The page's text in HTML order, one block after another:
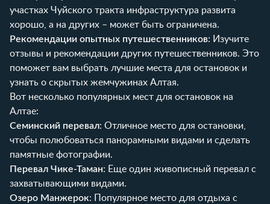
участках Чуйского тракта инфраструктура развита
хорошо, а на других – может быть ограничена.
Рекомендации опытных путешественников: Изучите
отзывы и рекомендации других путешественников. Это
поможет вам выбрать лучшие места для остановок и
узнать о скрытых жемчужинах Алтая.
Вот несколько популярных мест для остановок на
Алтае:
Семинский перевал: Отличное место для остановки,
чтобы полюбоваться панорамными видами и сделать
памятные фотографии.
Перевал Чике-Таман: Еще один живописный перевал с
захватывающими видами.
Озеро Манжерок: Популярное место для отдыха с